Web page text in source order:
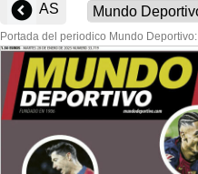
AS
Portada del periodico Mundo Deportivo: